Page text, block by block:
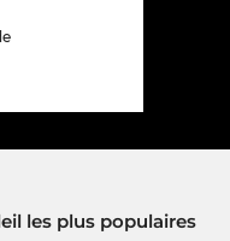
les plus populaires